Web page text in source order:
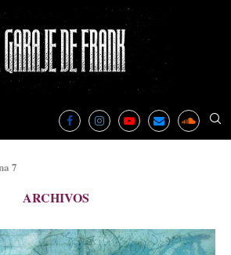
7
ARCHIVOS